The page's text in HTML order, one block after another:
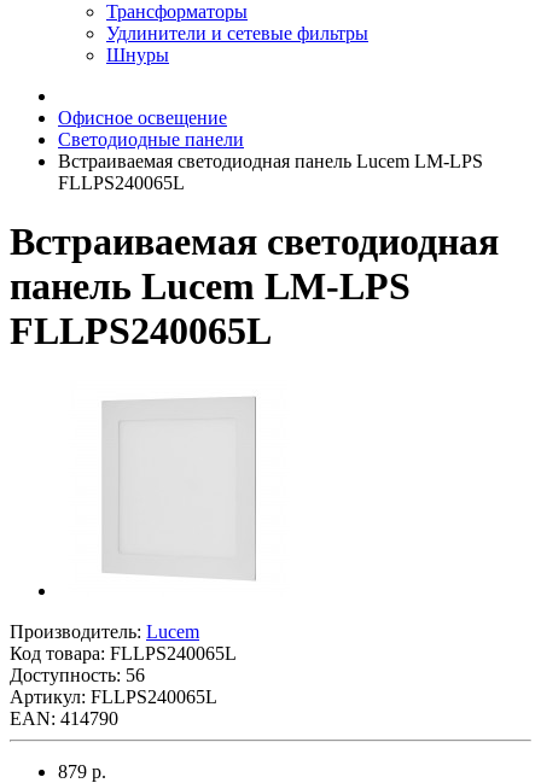
Трансформаторы
Удлинители и сетевые фильтры
Шнуры
Офисное освещение
Светодиодные панели
Встраиваемая светодиодная панель Lucem LM-LPS
FLLPS240065L
Встраиваемая светодиодная
панель Lucem LM-LPS
FLLPS240065L
Производитель: Lucem
Код товара: FLLPS240065L
Доступность: 56
Артикул: FLLPS240065L
EAN: 414790
879 р.